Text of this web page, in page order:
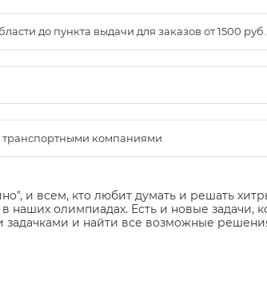
до пункта выдачи для заказов от 1500
транспортными компаниями
и всем, кто любит думать и решать
наших олимпиадах. Есть и новые задачи,
задачками и найти все возможные